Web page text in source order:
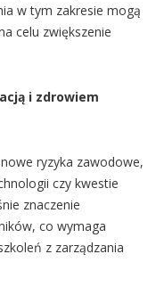
w tym zakresie mogą
celu zwiększenie
i zdrowiem
ryzyka zawodowe,
czy kwestie
znaczenie
co wymaga
z zarządzania